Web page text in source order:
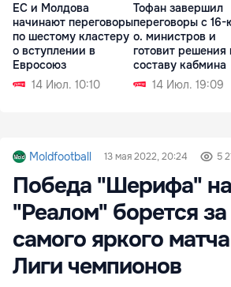
ЕС и Молдова
начинают переговоры
по шестому кластеру
о вступлении в
Евросоюз
14 Июл. 10:10
Тофан завершил
переговоры с 16-
о. министров и
готовит решения
составу кабмина
14 Июл. 19:09
Moldfootball 13 мая 2022, 20:24 5
Победа "Шерифа"
"Реалом" борется
самого яркого
Лиги чемпионов